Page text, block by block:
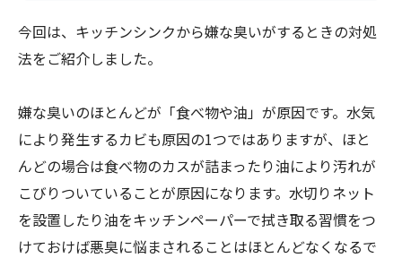
今回は、キッチンシンクから嫌な臭いがするときの対処
法をご紹介しました。
嫌な臭いのほとんどが「食べ物や油」が原因です。水気
により発生するカビも原因の1つではありますが、ほと
んどの場合は食べ物のカスが詰まったり油により汚れが
こびりついていることが原因になります。水切りネット
を設置したり油をキッチンペーパーで拭き取る習慣をつ
けておけば悪臭に悩まされることはほとんどなくなるで